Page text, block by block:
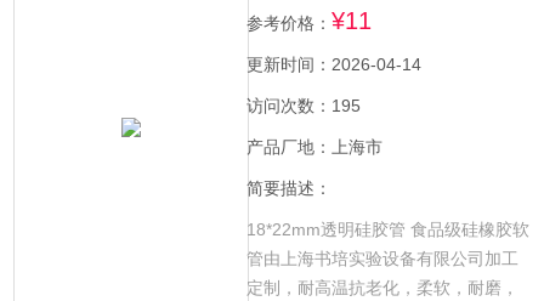
参考价格： ¥11
更新时间：2026-04-14
访问次数：195
产品厂地：上海市
简要描述：
18*22mm透明硅胶管 食品级硅橡胶软
管由上海书培实验设备有限公司加工
定制，耐高温抗老化，柔软，耐磨，